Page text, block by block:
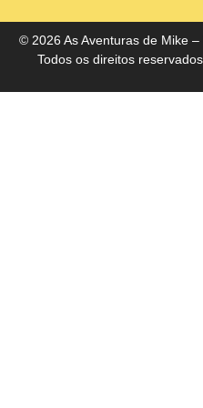
© 2026 As Aventuras de Mike
Todos os direitos